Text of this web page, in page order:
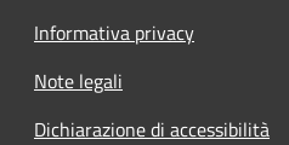
Informativa privacy
Note legali
Dichiarazione di accessibilità